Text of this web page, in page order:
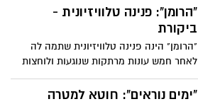
"הרומן": פנינה טלוויזיונית -
ביקורת
"הרומן" הינה פנינה טלוויזיונית שתמה לה
לאחר חמש עונות מרתקות שנוגעות ולוחצות
על נקודות רגישות. הסדרה מביאה עימה
חידוש וריענון לסדרות רבות שמשחקות עם
"ימים נוראים": חוטא למטרה